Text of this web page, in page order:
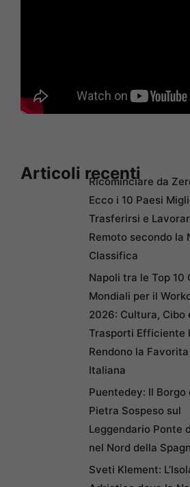
Articoli recenti
Ricominciare da
Ecco i 10 Paesi
Trasferirsi e
Remoto secondo la
Classifica
Napoli tra le Top 10
Mondiali per il
2026: Cultura, Cibo
Trasporti Efficiente
Rendono la Favorita
Italiana
Puentedey: Il Borgo
Pietra Sospeso sul
Leggendario Ponte
nel Nord della
Sveti Klement: